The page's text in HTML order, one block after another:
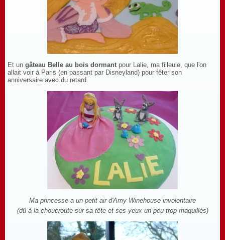
Et un gâteau Belle au bois dormant pour Lalie, ma filleule, que l'on
allait voir à Paris (en passant par Disneyland) pour fêter son
anniversaire avec du retard.
Ma princesse a un petit air d'Amy Winehouse involontaire
(dû à la choucroute sur sa tête et ses yeux un peu trop maquillés)